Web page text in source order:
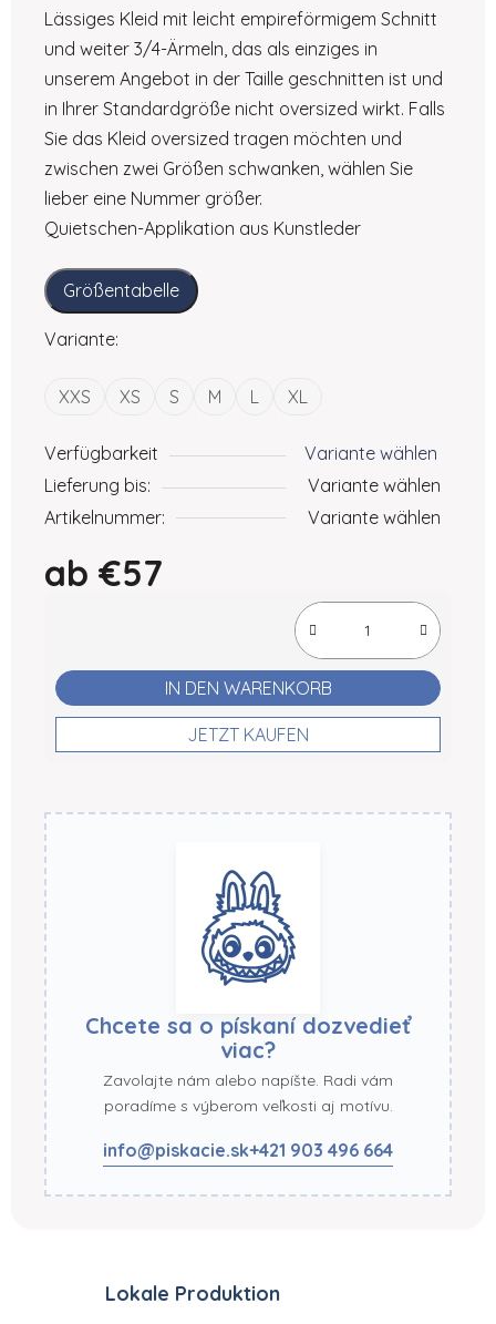
Lässiges Kleid mit leicht empireförmigem Schnitt
und weiter 3/4-Ärmeln, das als einziges in
unserem Angebot in der Taille geschnitten ist und
in Ihrer Standardgröße nicht oversized wirkt. Falls
Sie das Kleid oversized tragen möchten und
zwischen zwei Größen schwanken, wählen Sie
lieber eine Nummer größer.
Quietschen-Applikation aus Kunstleder
Größentabelle
Variante:
XXS XS S M L XL
Verfügbarkeit
Variante wählen
Lieferung bis:
Variante wählen
Artikelnummer:
Variante wählen
ab €57
IN DEN WARENKORB
JETZT KAUFEN
Chcete sa o pískaní dozvedieť
viac?
Zavolajte nám alebo napíšte. Radi vám
poradíme s výberom veľkosti aj motívu.
info@piskacie.sk+421 903 496 664
Lokale Produktion